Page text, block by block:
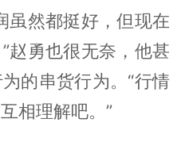
虽然都挺好，但现在
赵勇也很无奈，他甚
的串货行为。“行情
相理解吧。”